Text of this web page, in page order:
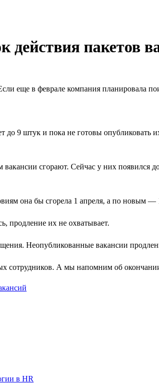
пакетов
еще в феврале компания планировала
до 9 штук и пока не готовы
сгорают. Сейчас у них
она бы сгорела 1 апреля, а по новым —
продление их не охватывает.
Неопубликованные вакансии
сотрудников. А мы напомним об
в HR